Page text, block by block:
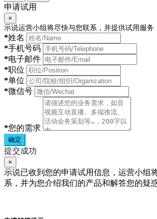
申请试用
×
示说运营小组将尽快与您联系，并提供试用服务
*姓名
*手机号码
*电子邮件
*职位
*单位
*微信号
*您的需求
确定
提交成功
×
示说已收到您的申请试用信息，运营小组
系，并为您介绍我们的产品和解答您的疑